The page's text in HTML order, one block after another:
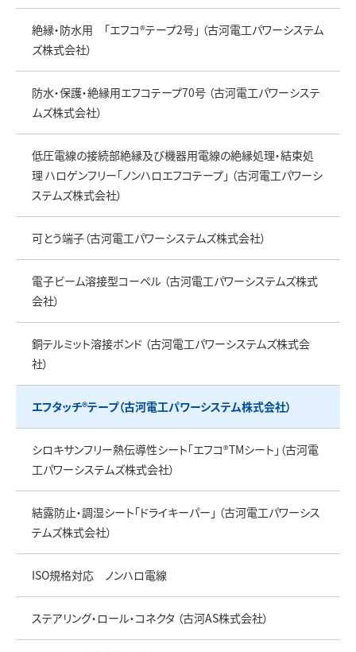
絶縁・防水用 「エフコ®テープ2号」 （古河電工パワーシステム
ズ株式会社）
防水・保護・絶縁用エフコテープ70号 （古河電工パワーシステ
ムズ株式会社）
低圧電線の接続部絶縁及び機器用電線の絶縁処理・結束処
理 ハロゲンフリー「ノンハロエフコテープ」 （古河電工パワーシ
ステムズ株式会社）
可とう端子（古河電工パワーシステムズ株式会社）
電子ビーム溶接型コーペル （古河電工パワーシステムズ株式
会社）
銅テルミット溶接ボンド （古河電工パワーシステムズ株式会
社）
エフタッチ®テープ（古河電工パワーシステム株式会社）
シロキサンフリー熱伝導性シート「エフコ®TMシート」（古河電
工パワーシステムズ株式会社）
結露防止・調湿シート「ドライキーパー」 （古河電工パワーシス
テムズ株式会社）
ISO規格対応 ノンハロ電線
ステアリング・ロール・コネクタ （古河AS株式会社）